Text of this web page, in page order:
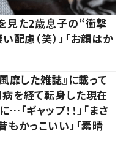
見た2歳息子の“衝撃
慮（笑）」「お顔はか
靡した雑誌』に載って
病を経て転身した現在
「ギャップ！！」「まさ
もかっこいい」「素晴